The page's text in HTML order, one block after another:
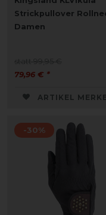
Strickpullover
Damen
79,96 € *
ARTIKEL
-30%